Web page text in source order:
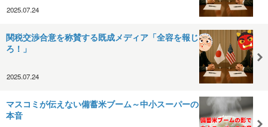
2025.07.24
関税交渉合意を称賛する既成メディア「全容を報じ
ろ！」
2025.07.24
マスコミが伝えない備蓄米ブーム～中小スーパーの
本音